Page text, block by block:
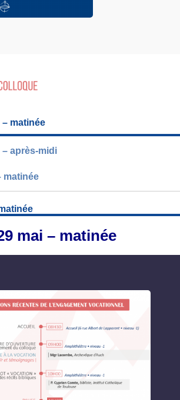
– matinée
– après-midi
matinée
mai – matinée